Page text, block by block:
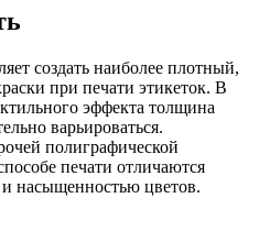
создать наиболее плотный,
при печати этикеток. В
эффекта толщина
варьироваться.
полиграфической
печати отличаются
насыщенностью цветов.